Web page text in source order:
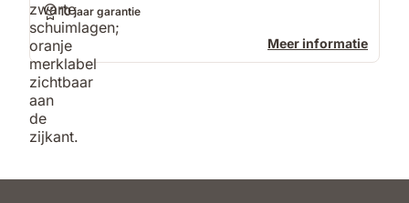
10 jaar garantie
Meer informatie